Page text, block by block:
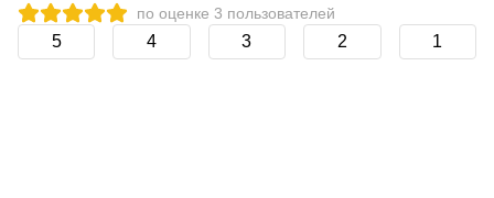
по оценке 3 пользователей
5 4 3 2 1